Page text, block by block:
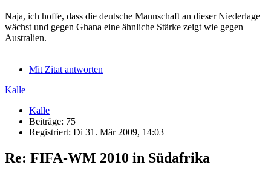
Naja, ich hoffe, dass die deutsche Mannschaft an dieser Niederlage
wächst und gegen Ghana eine ähnliche Stärke zeigt wie gegen
Australien.
Mit Zitat antworten
Kalle
Kalle
Beiträge: 75
Registriert: Di 31. Mär 2009, 14:03
Re: FIFA-WM 2010 in Südafrika